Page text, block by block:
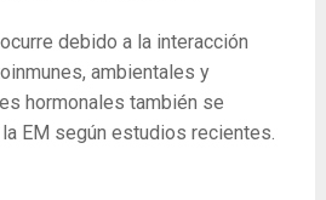
debido a la interacción
ambientales y
hormonales también se
EM según estudios recientes.